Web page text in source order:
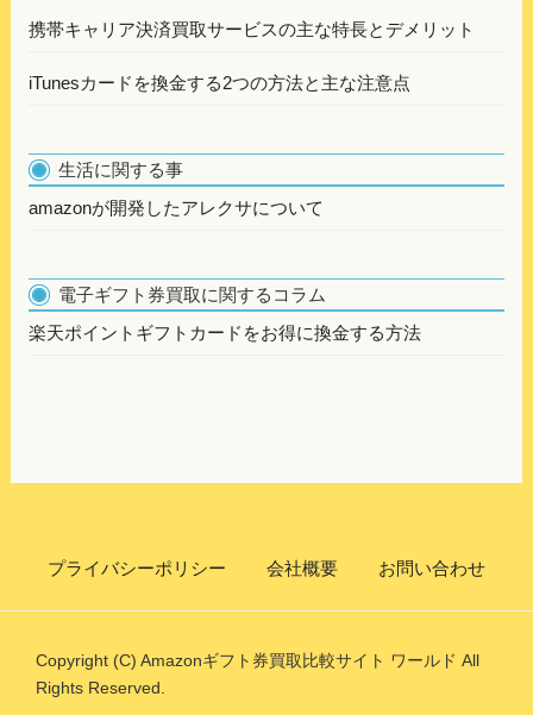
携帯キャリア決済買取サービスの主な特長とデメリット
iTunesカードを換金する2つの方法と主な注意点
生活に関する事
amazonが開発したアレクサについて
電子ギフト券買取に関するコラム
楽天ポイントギフトカードをお得に換金する方法
プライバシーポリシー 会社概要 お問い合わせ
Copyright (C) Amazonギフト券買取比較サイト ワールド All
Rights Reserved.